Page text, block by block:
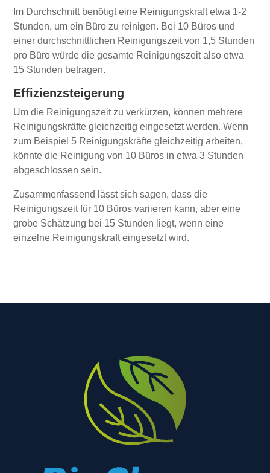
Im Durchschnitt benötigt eine Reinigungskraft etwa 1-2
Stunden, um ein Büro zu reinigen. Bei 10 Büros und
einer durchschnittlichen Reinigungszeit von 1,5 Stunden
pro Büro würde die gesamte Reinigungszeit also etwa
15 Stunden betragen.
Effizienzsteigerung
Um die Reinigungszeit zu verkürzen, können mehrere
Reinigungskräfte gleichzeitig eingesetzt werden. Wenn
zum Beispiel 5 Reinigungskräfte gleichzeitig arbeiten,
könnte die Reinigung von 10 Büros in etwa 3 Stunden
abgeschlossen sein.
Zusammenfassend lässt sich sagen, dass die
Reinigungszeit für 10 Büros variieren kann, aber eine
grobe Schätzung bei 15 Stunden liegt, wenn eine
einzelne Reinigungskraft eingesetzt wird.